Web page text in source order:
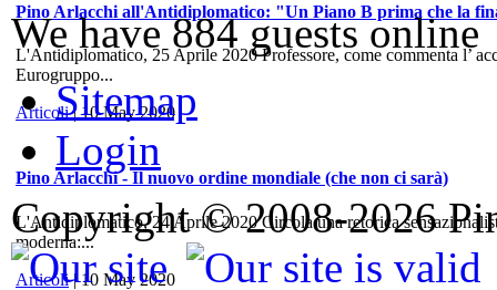
Pino Arlacchi all'Antidiplomatico: "Un Piano B prima che la
L'Antidiplomatico, 25 Aprile 2020 Professore, come commenta l’
Eurogruppo...
Articoli| 10 May 2020
Pino Arlacchi - Il nuovo ordine mondiale (che non ci sarà)
L'Antidiplomatico, 24 Aprile 2020 Circola una retorica
moderna:...
Articoli| 10 May 2020
We have 884 guests online
Sitemap
Login
Copyright © 2008-2026